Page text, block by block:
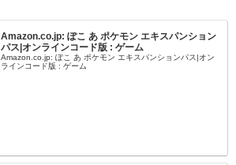
Amazon.co.jp: ぽこ あ ポケモン エキスパンション
パス|オンラインコード版 : ゲーム
Amazon.co.jp: ぽこ あ ポケモン エキスパンションパス|オン
ラインコード版 : ゲーム